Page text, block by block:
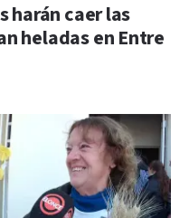
harán caer las
heladas en Entre